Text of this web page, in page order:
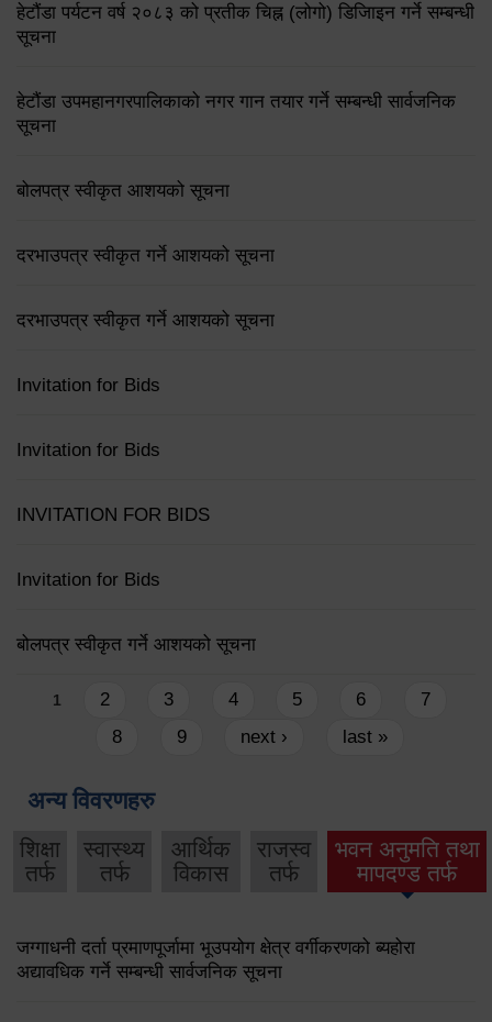
हेटौंडा पर्यटन वर्ष २०८३ को प्रतीक चिह्न (लोगो) डिजिाइन गर्ने सम्बन्धी
सूचना
हेटौंडा उपमहानगरपालिकाको नगर गान तयार गर्ने सम्बन्धी सार्वजनिक
सूचना
बोलपत्र स्वीकृत आशयको सूचना
दरभाउपत्र स्वीकृत गर्ने आशयको सूचना
दरभाउपत्र स्वीकृत गर्ने आशयको सूचना
Invitation for Bids
Invitation for Bids
INVITATION FOR BIDS
Invitation for Bids
बोलपत्र स्वीकृत गर्ने आशयको सूचना
Pages
1 2 3 4 5 6
7
8
9 next › last »
अन्य विवरणहरु
शिक्षा
तर्फ
स्वास्थ्य
तर्फ
आर्थिक
विकास
राजस्व
तर्फ
भवन अनुमति तथा
मापदण्ड तर्फ
जग्गाधनी दर्ता प्रमाणपूर्जामा भूउपयोग क्षेत्र वर्गीकरणको ब्यहोरा
अद्यावधिक गर्ने सम्बन्धी सार्वजनिक सूचना